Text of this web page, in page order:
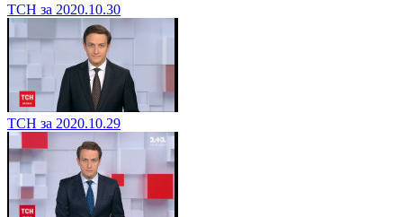
ТСН за 2020.10.30
ТСН за 2020.10.29